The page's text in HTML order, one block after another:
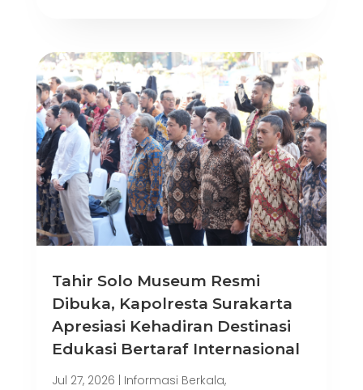
Tahir Solo Museum Resmi
Dibuka, Kapolresta Surakarta
Apresiasi Kehadiran Destinasi
Edukasi Bertaraf Internasional
Jul 27, 2026 Informasi Berkala,